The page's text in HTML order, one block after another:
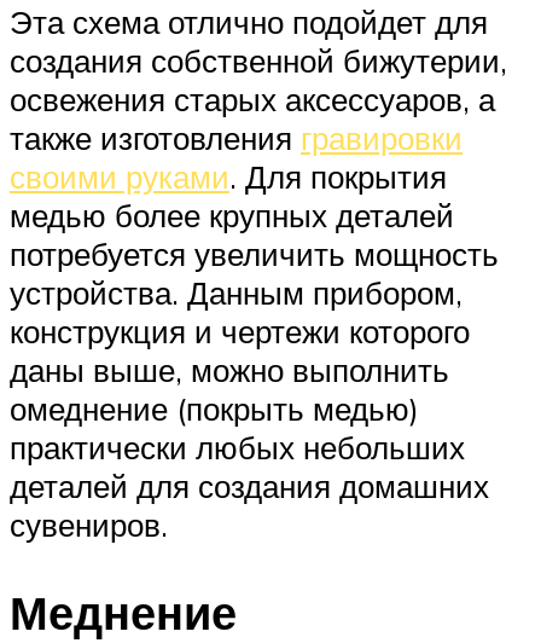
Эта схема отлично подойдет для
создания собственной бижутерии,
освежения старых аксессуаров, а
также изготовления гравировки
своими руками. Для покрытия
медью более крупных деталей
потребуется увеличить мощность
устройства. Данным прибором,
конструкция и чертежи которого
даны выше, можно выполнить
омеднение (покрыть медью)
практически любых небольших
деталей для создания домашних
сувениров.
Меднение